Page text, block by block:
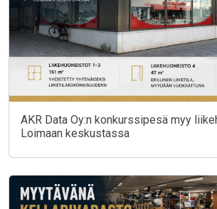
AKR Data Oy:n konkurssipesä myy
Loimaan keskustassa